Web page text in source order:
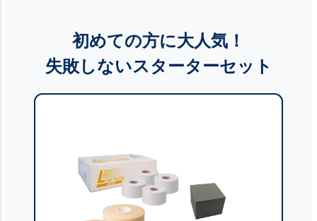
初めての方に大人気！
失敗しないスターターセット